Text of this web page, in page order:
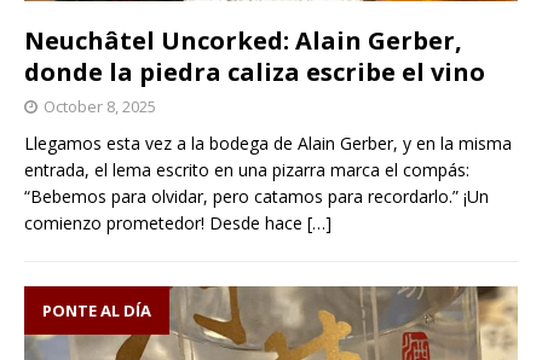
Neuchâtel Uncorked: Alain Gerber,
donde la piedra caliza escribe el vino
October 8, 2025
Llegamos esta vez a la bodega de Alain Gerber, y en la misma
entrada, el lema escrito en una pizarra marca el compás:
“Bebemos para olvidar, pero catamos para recordarlo.” ¡Un
comienzo prometedor! Desde hace […]
PONTE AL DÍA